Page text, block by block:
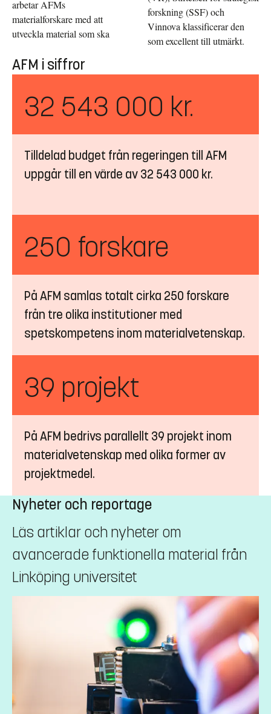
arbetar AFMs
materialforskare med att
utveckla material som ska
forskning (SSF) och
Vinnova klassificerar den
som excellent till utmärkt.
AFM i siffror
32 543 000 kr.
Tilldelad budget från regeringen till AFM
uppgår till en värde av 32 543 000 kr.
250 forskare
På AFM samlas totalt cirka 250 forskare
från tre olika institutioner med
spetskompetens inom materialvetenskap.
39 projekt
På AFM bedrivs parallellt 39 projekt inom
materialvetenskap med olika former av
projektmedel.
Nyheter och reportage
Läs artiklar och nyheter om
avancerade funktionella material från
Linköping universitet